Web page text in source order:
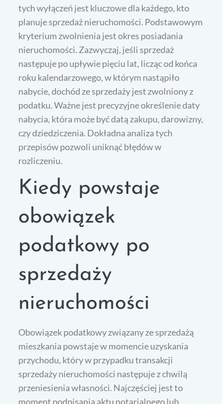
tych wyłączeń jest kluczowe dla każdego, kto
planuje sprzedaż nieruchomości. Podstawowym
kryterium zwolnienia jest okres posiadania
nieruchomości. Zazwyczaj, jeśli sprzedaż
następuje po upływie pięciu lat, licząc od końca
roku kalendarzowego, w którym nastąpiło
nabycie, dochód ze sprzedaży jest zwolniony z
podatku. Ważne jest precyzyjne określenie daty
nabycia, która może być datą zakupu, darowizny,
czy dziedziczenia. Dokładna analiza tych
przepisów pozwoli uniknąć błędów w
rozliczeniu.
Kiedy powstaje
obowiązek
podatkowy po
sprzedaży
nieruchomości
Obowiązek podatkowy związany ze sprzedażą
mieszkania powstaje w momencie uzyskania
przychodu, który w przypadku transakcji
sprzedaży nieruchomości następuje z chwilą
przeniesienia własności. Najczęściej jest to
moment podpisania aktu notarialnego lub